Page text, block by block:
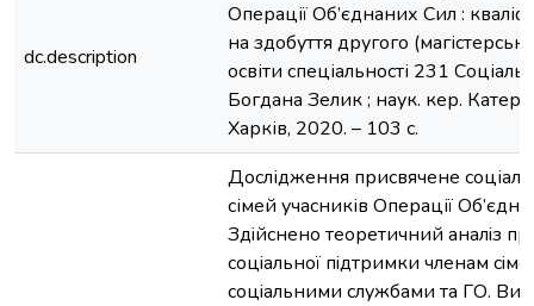
dc.description
Операції Об’єднаних Сил :
на здобуття другого
освіти спеціальності 231
Богдана Зелик ; наук. кер.
Харків, 2020. – 103 с.
Дослідження присвячене
сімей учасників Операції
Здiйcнено теоретичний аналiз
cоцiальної пiдтримки членам
cоцiальними cлужбами та ГО.